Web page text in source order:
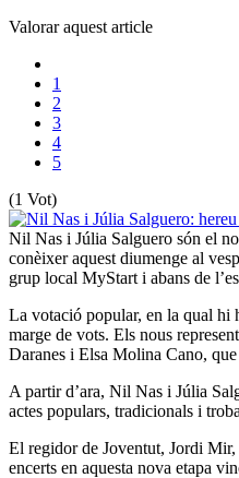
Valorar aquest article
1
2
3
4
5
(1 Vot)
Nil Nas i Júlia Salguero són el
conèixer aquest diumenge al
grup local MyStart i abans de
La votació popular, en la qual hi
marge de vots. Els nous
Daranes i Elsa Molina Cano,
A partir d’ara, Nil Nas i Júlia
actes populars, tradicionals i
El regidor de Joventut, Jordi
encerts en aquesta nova etapa